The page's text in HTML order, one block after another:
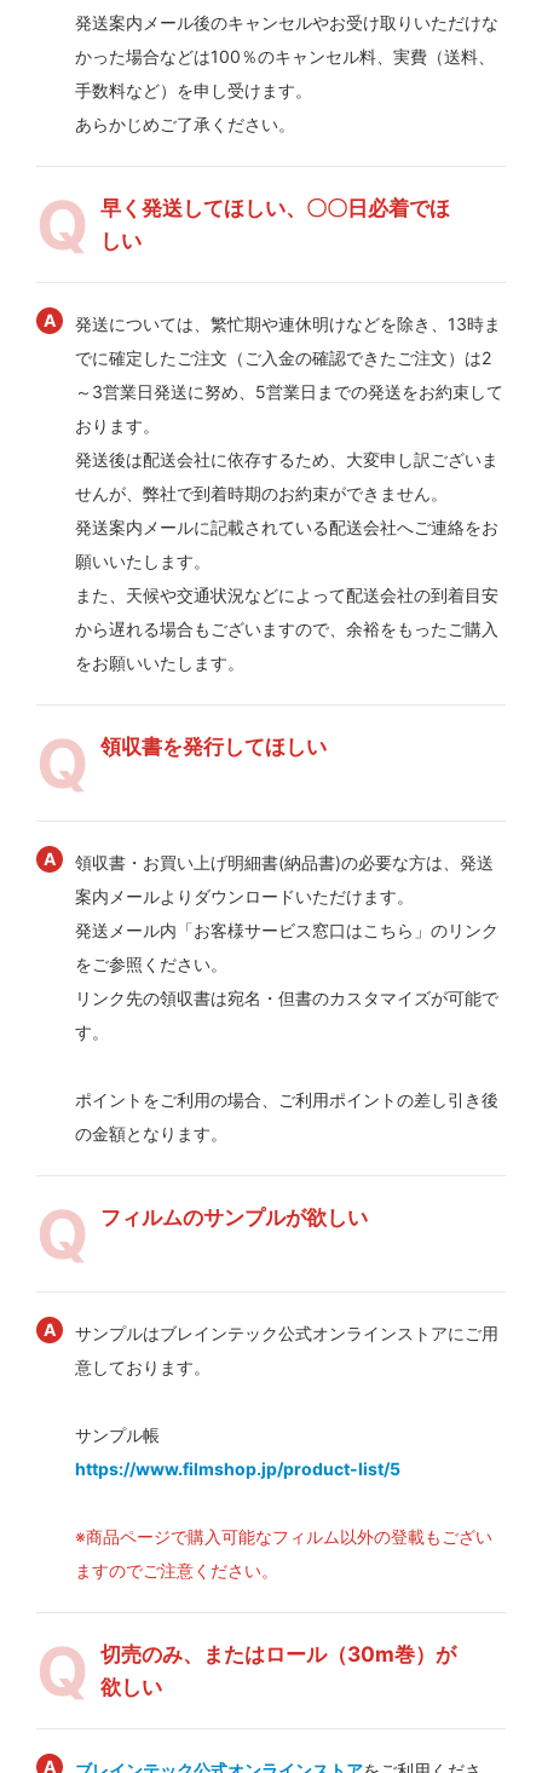
発送案内メール後のキャンセルやお受け取りいただけな
かった場合などは100％のキャンセル料、実費（送料、
手数料など）を申し受けます。
あらかじめご了承ください。
早く発送してほしい、〇〇日必着でほ
しい
発送については、繁忙期や連休明けなどを除き、13時ま
でに確定したご注文（ご入金の確認できたご注文）は2
～3営業日発送に努め、5営業日までの発送をお約束して
おります。
発送後は配送会社に依存するため、大変申し訳ございま
せんが、弊社で到着時期のお約束ができません。
発送案内メールに記載されている配送会社へご連絡をお
願いいたします。
また、天候や交通状況などによって配送会社の到着目安
から遅れる場合もございますので、余裕をもったご購入
をお願いいたします。
領収書を発行してほしい
領収書・お買い上げ明細書(納品書)の必要な方は、発送
案内メールよりダウンロードいただけます。
発送メール内「お客様サービス窓口はこちら」のリンク
をご参照ください。
リンク先の領収書は宛名・但書のカスタマイズが可能で
す。
ポイントをご利用の場合、ご利用ポイントの差し引き後
の金額となります。
フィルムのサンプルが欲しい
サンプルはブレインテック公式オンラインストアにご用
意しております。
サンプル帳
https://www.filmshop.jp/product-list/5
※商品ページで購入可能なフィルム以外の登載もござい
ますのでご注意ください。
切売のみ、またはロール（30m巻）が
欲しい